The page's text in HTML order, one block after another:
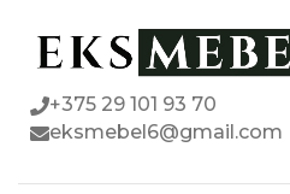
+375 29 101 93 70
eksmebel6@gmail.com